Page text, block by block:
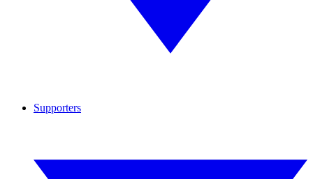
Supporters